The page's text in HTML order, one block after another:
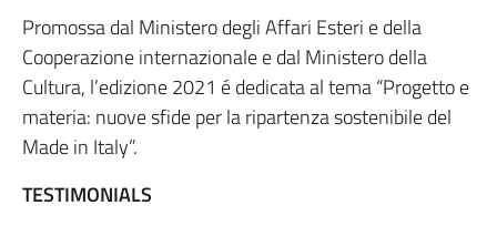
Promossa dal Ministero degli Affari Esteri e della
Cooperazione internazionale e dal Ministero della
Cultura, l’edizione 2021 é dedicata al tema “Progetto e
materia: nuove sfide per la ripartenza sostenibile del
Made in Italy”.
TESTIMONIALS